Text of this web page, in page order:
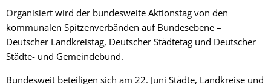
Organisiert wird der bundesweite Aktionstag von den
kommunalen Spitzenverbänden auf Bundesebene –
Deutscher Landkreistag, Deutscher Städtetag und Deutscher
Städte- und Gemeindebund.
Bundesweit beteiligen sich am 22. Juni Städte, Landkreise und